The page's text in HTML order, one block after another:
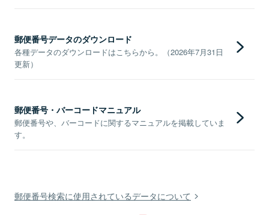
郵便番号データのダウンロード
各種データのダウンロードはこちらから。（2026年7月31日
更新）
郵便番号・バーコードマニュアル
郵便番号や、バーコードに関するマニュアルを掲載していま
す。
郵便番号検索に使用されているデータについて